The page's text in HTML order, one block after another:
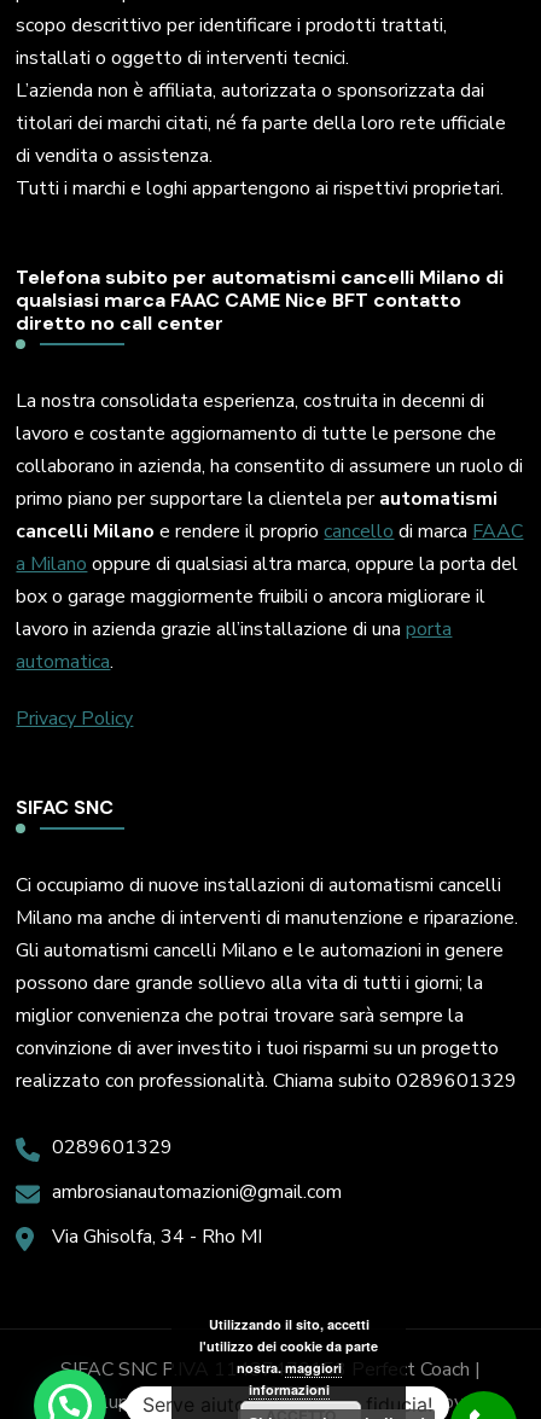
scopo descrittivo per identificare i prodotti trattati,
installati o oggetto di interventi tecnici.
L’azienda non è affiliata, autorizzata o sponsorizzata dai
titolari dei marchi citati, né fa parte della loro rete ufficiale
di vendita o assistenza.
Tutti i marchi e loghi appartengono ai rispettivi proprietari.
Telefona subito per automatismi cancelli Milano di
qualsiasi marca FAAC CAME Nice BFT contatto
diretto no call center
La nostra consolidata esperienza, costruita in decenni di
lavoro e costante aggiornamento di tutte le persone che
collaborano in azienda, ha consentito di assumere un ruolo di
primo piano per supportare la clientela perautomatismi
cancelli Milano e rendere il propriocancello di marca FAAC
a Milano oppure di qualsiasi altra marca, oppure la porta del
box o garage maggiormente fruibili o ancora migliorare il
lavoro in azienda grazie all’installazione di unaporta
automatica.
Privacy Policy
SIFAC SNC
Ci occupiamo di nuove installazioni di automatismi cancelli
Milano ma anche di interventi di manutenzione e riparazione.
Gli automatismi cancelli Milano e le automazioni in genere
possono dare grande sollievo alla vita di tutti i giorni; la
miglior convenienza che potrai trovare sarà sempre la
convinzione di aver investito i tuoi risparmi su un progetto
realizzato con professionalità. Chiama subito 0289601329
0289601329
ambrosianautomazioni@gmail.com
Via Ghisolfa, 34 - Rho MI
SIFAC SNC P.IVA 11437470153
Perfect Coach |
Sviluppato da Blossom Themes. Powered by
Serve aiuto? Chiedi con fiducia!
Utilizzando il sito, accetti
l'utilizzo dei cookie da parte
nostra. maggiori
informazioni